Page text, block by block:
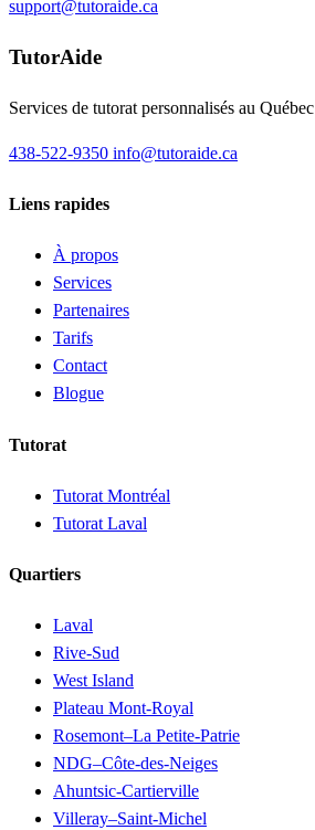
support@tutoraide.ca
TutorAide
Services de tutorat personnalisés au Québec
438-522-9350 info@tutoraide.ca
Liens rapides
À propos
Services
Partenaires
Tarifs
Contact
Blogue
Tutorat
Tutorat Montréal
Tutorat Laval
Quartiers
Laval
Rive-Sud
West Island
Plateau Mont-Royal
Rosemont–La Petite-Patrie
NDG–Côte-des-Neiges
Ahuntsic-Cartierville
Villeray–Saint-Michel